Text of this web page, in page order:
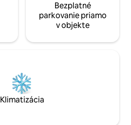
Bezplatné
parkovanie priamo
v objekte
Klimatizácia